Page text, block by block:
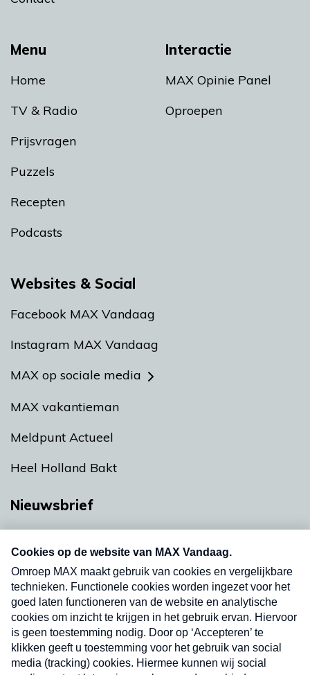
Menu
Home
TV & Radio
Prijsvragen
Puzzels
Recepten
Podcasts
Interactie
MAX Opinie Panel
Oproepen
Websites & Social
Facebook MAX Vandaag
Instagram MAX Vandaag
MAX op sociale media
MAX vakantieman
Meldpunt Actueel
Heel Holland Bakt
Nieuwsbrief
nieuwsbrief. Elke vrijdag- en dinsdagochtend in
uw mailbox.
Verzend